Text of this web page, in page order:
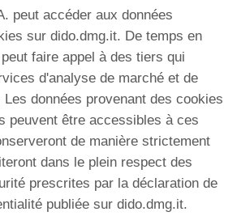
peut accéder aux données
sur dido.dmg.it. De temps en
faire appel à des tiers qui
d'analyse de marché et de
données provenant des cookies
peuvent être accessibles à ces
de manière strictement
dans le plein respect des
prescrites par la déclaration de
publiée sur dido.dmg.it.